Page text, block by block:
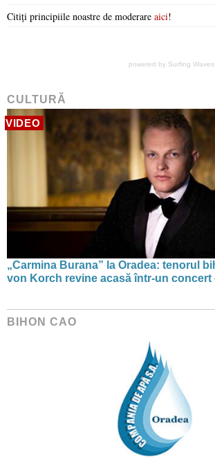
Citiți principiile noastre de moderare aici!
powered by Surfing Waves
CULTURĂ
VIDEO
„Carmina Burana” la Oradea: tenorul
von Korch revine acasă într-un concert
BIHON CAO